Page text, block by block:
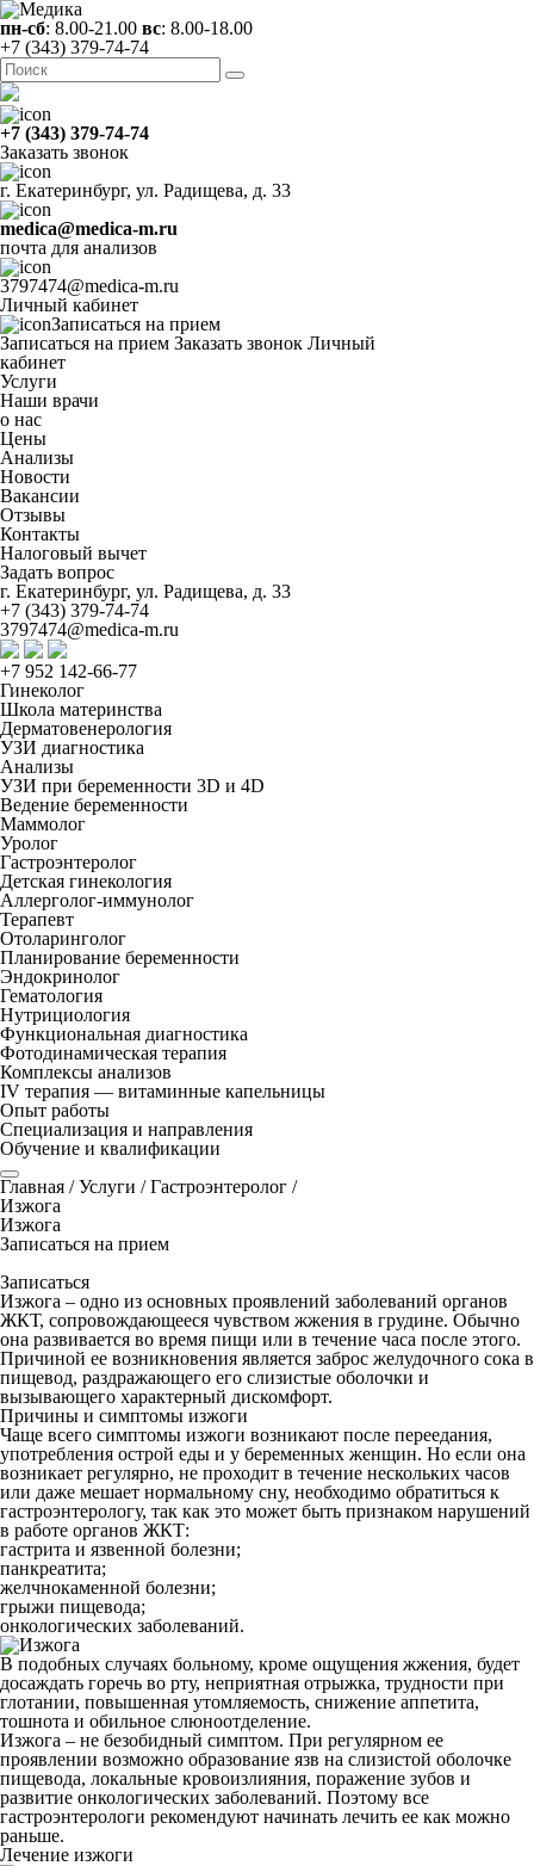
пн-сб: 8.00-21.00 вс: 8.00-18.00
+7 (343) 379-74-74
+7 (343) 379-74-74
Заказать звонок
г. Екатеринбург, ул. Радищева, д. 33
medica@medica-m.ru
почта для анализов
3797474@medica-m.ru
Личный кабинет
Записаться на прием
Записаться на прием Заказать звонок Личный
кабинет
Услуги
Наши врачи
о нас
Цены
Анализы
Новости
Вакансии
Отзывы
Контакты
Налоговый вычет
Задать вопрос
г. Екатеринбург, ул. Радищева, д. 33
+7 (343) 379-74-74
3797474@medica-m.ru
+7 952 142-66-77
Гинеколог
Школа материнства
Дерматовенерология
УЗИ диагностика
Анализы
УЗИ при беременности 3D и 4D
Ведение беременности
Маммолог
Уролог
Гастроэнтеролог
Детская гинекология
Аллерголог-иммунолог
Терапевт
Отоларинголог
Планирование беременности
Эндокринолог
Гематология
Нутрициология
Функциональная диагностика
Фотодинамическая терапия
Комплексы анализов
IV терапия — витаминные капельницы
Опыт работы
Специализация и направления
Обучение и квалификации
Главная /Услуги /Гастроэнтеролог /
Изжога
Изжога
Записаться на прием
Записаться
Изжога – одно из основных проявлений заболеваний органов
ЖКТ, сопровождающееся чувством жжения в грудине. Обычно
она развивается во время пищи или в течение часа после этого.
Причиной ее возникновения является заброс желудочного сока в
пищевод, раздражающего его слизистые оболочки и
вызывающего характерный дискомфорт.
Причины и симптомы изжоги
Чаще всего симптомы изжоги возникают после переедания,
употребления острой еды и у беременных женщин. Но если она
возникает регулярно, не проходит в течение нескольких часов
или даже мешает нормальному сну, необходимо обратиться к
гастроэнтерологу, так как это может быть признаком нарушений
в работе органов ЖКТ:
гастрита и язвенной болезни;
панкреатита;
желчнокаменной болезни;
грыжи пищевода;
онкологических заболеваний.
В подобных случаях больному, кроме ощущения жжения, будет
досаждать горечь во рту, неприятная отрыжка, трудности при
глотании, повышенная утомляемость, снижение аппетита,
тошнота и обильное слюноотделение.
Изжога – не безобидный симптом. При регулярном ее
проявлении возможно образование язв на слизистой оболочке
пищевода, локальные кровоизлияния, поражение зубов и
развитие онкологических заболеваний. Поэтому все
гастроэнтерологи рекомендуют начинать лечить ее как можно
раньше.
Лечение изжоги